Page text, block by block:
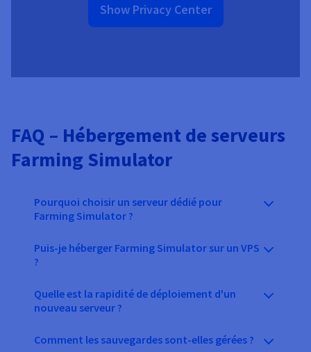
Show Privacy Center
FAQ – Hébergement de serveurs
Farming Simulator
Pourquoi choisir un serveur dédié pour
Farming Simulator ?
Puis-je héberger Farming Simulator sur un VPS
?
Quelle est la rapidité de déploiement d'un
nouveau serveur ?
Comment les sauvegardes sont-elles gérées ?